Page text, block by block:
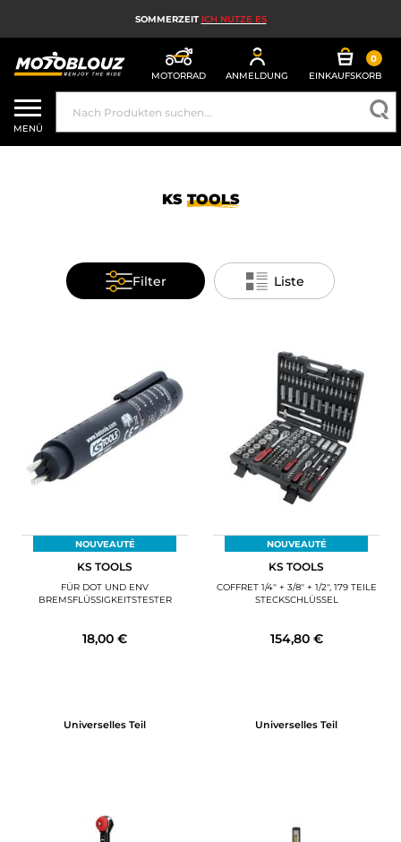
SOMMERZEIT ICH NUTZE ES
MOTORRAD ANMELDUNG
0
EINKAUFSKORB
MOTORRADHELM
MOTORRADAUSRÜSTUNG FÜR HERREN
MOTORRAD-AIRBAG
MOTORRADZUBEHÖR
MOTORRADGEPÄCK
SPEZIELLE ANGEBOTE UND SONDERAKTIONEN
GESCHENKKARTEN
MENÜ
KS TOOLS
Filter Liste
NOUVEAUTÉ
KS TOOLS
FÜR DOT UND ENV
BREMSFLÜSSIGKEITSTESTER
18,00 €
Universelles Teil
NOUVEAUTÉ
KS TOOLS
COFFRET 1/4'' + 3/8'' + 1/2'', 179 TEILE
STECKSCHLÜSSEL
154,80 €
Universelles Teil